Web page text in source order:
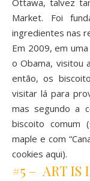
Ottawa, talvez
Market. Foi
ingredientes nas
Em 2009, em
o Obama, visitou
então, os
visitar lá para
mas segundo a
biscoito comum
maple e com
cookies aqui).
#5 – ART IS